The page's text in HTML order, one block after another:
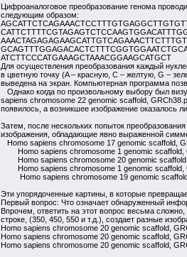
Цифроаналоговое преобразование генома
следующим образом:
ATCTTCCCATGAAAGCTAAACGGAAGCATGCT
Для осуществления преобразования каждый
в цветную точку (A – красную, C – желтую, G –
выведена на экран. Компьютерная программа
Однако когда по произвольному выбору был
sapiens chromosome 22 genomic scaffold,
появилось, а возникшее изображение
Затем, после нескольких попыток
изображения, обладающие явно выраженной
Homo sapiens chromosome 17 genomic scaffold,
Homo sapiens chromosome 1 genomic scaffold,
Homo sapiens chromosome 20 genomic
Homo sapiens chromosome 1 genomic scaffold,
Homo sapiens chromosome 19 genomic
Эти упорядоченные картины, в которые
Первый вопрос: Что означает обнаруженный
Впрочем, ответить на этот вопрос весьма
строке, (350, 450, 550 и т.д.), создает разные
Homo sapiens chromosome 20 genomic scaffold,
Homo sapiens chromosome 20 genomic scaffold,
Homo sapiens chromosome 20 genomic scaffold,